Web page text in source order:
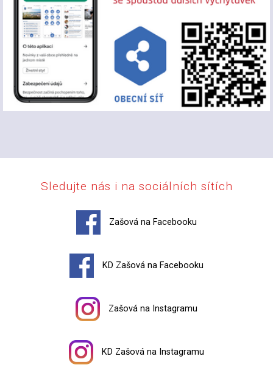
Sledujte nás i na sociálních sítích
Zašová na Facebooku
KD Zašová na Facebooku
Zašová na Instagramu
KD Zašová na Instagramu